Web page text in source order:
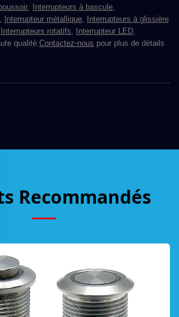
Interrupteurs à bascule
Interrupteur métallique Interrupteurs à glissière
Interrupteurs rotatifs Interrupteur LED
qualité. Contactez-nous pour plus de détails
Recommandés